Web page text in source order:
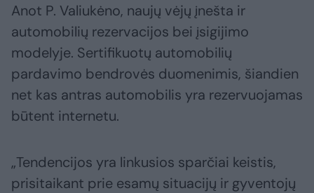
Anot P. Valiukėno, naujų vėjų įnešta ir
automobilių rezervacijos bei įsigijimo
modelyje. Sertifikuotų automobilių
pardavimo bendrovės duomenimis, šiandien
net kas antras automobilis yra rezervuojamas
būtent internetu.
„Tendencijos yra linkusios sparčiai keistis,
prisitaikant prie esamų situacijų ir gyventojų